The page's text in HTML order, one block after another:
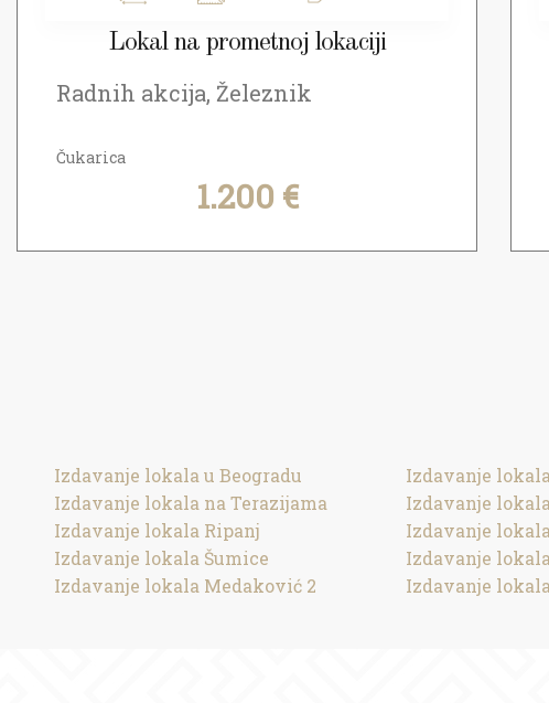
Lokal na prometnoj lokaciji
Radnih akcija, Železnik
Čukarica
1.200 €
Izdavanje lokala u Beogradu
Izdavanje lokala na Terazijama
Izdavanje lokala Ripanj
Izdavanje lokala Šumice
Izdavanje lokala Medaković 2
Izdavanje
Izdavanje
Izdavanje
Izdavanje
Izdavanje